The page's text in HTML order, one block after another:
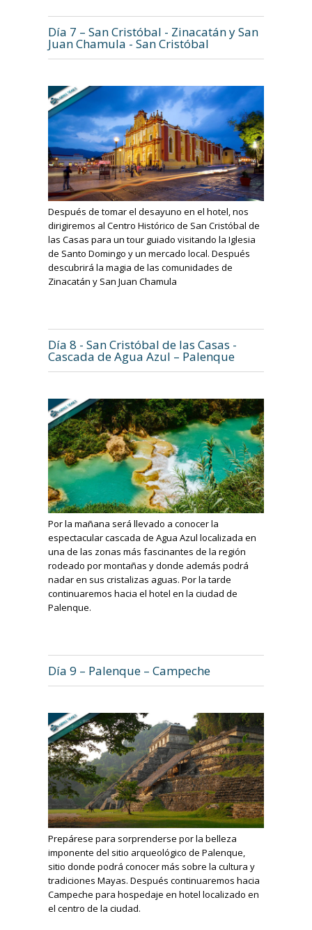
Día 7 – San Cristóbal - Zinacatán y San
Juan Chamula - San Cristóbal
Después de tomar el desayuno en el hotel, nos
dirigiremos al Centro Histórico de San Cristóbal de
las Casas para un tour guiado visitando la Iglesia
de Santo Domingo y un mercado local. Después
descubrirá la magia de las comunidades de
Zinacatán y San Juan Chamula
Día 8 - San Cristóbal de las Casas -
Cascada de Agua Azul – Palenque
Por la mañana será llevado a conocer la
espectacular cascada de Agua Azul localizada en
una de las zonas más fascinantes de la región
rodeado por montañas y donde además podrá
nadar en sus cristalizas aguas. Por la tarde
continuaremos hacia el hotel en la ciudad de
Palenque.
Día 9 – Palenque – Campeche
Prepárese para sorprenderse por la belleza
imponente del sitio arqueológico de Palenque,
sitio donde podrá conocer más sobre la cultura y
tradiciones Mayas. Después continuaremos hacia
Campeche para hospedaje en hotel localizado en
el centro de la ciudad.